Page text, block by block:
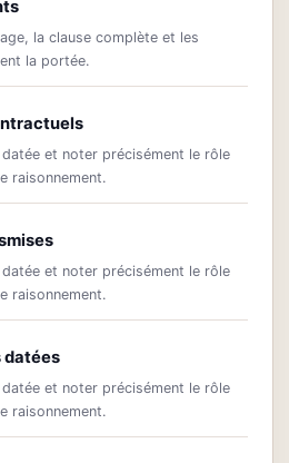
la clause complète et les
la portée.
et noter précisément le rôle
raisonnement.
et noter précisément le rôle
raisonnement.
datées
et noter précisément le rôle
raisonnement.